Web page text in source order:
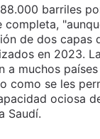
barriles
completa,
de dos capas
en 2023.
a muchos
como se les
ociosa
Saudí.